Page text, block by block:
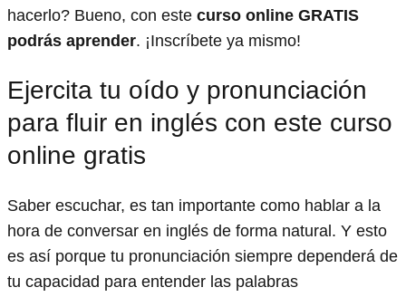
hacerlo? Bueno, con este curso online GRATIS
podrás aprender. ¡Inscríbete ya mismo!
Ejercita tu oído y pronunciación
para fluir en inglés con este curso
online gratis
Saber escuchar, es tan importante como hablar a la
hora de conversar en inglés de forma natural. Y esto
es así porque tu pronunciación siempre dependerá de
tu capacidad para entender las palabras